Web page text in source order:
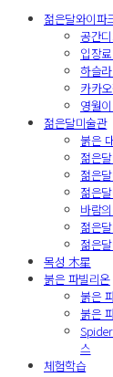
젊은달와이파
공간
입장
하슬
카카
영월
젊은달미술관
붉은
젊은
젊은
젊은
바람
젊은
젊은
목성 木星
붉은 파빌리온
붉은
붉은
스
체험학습